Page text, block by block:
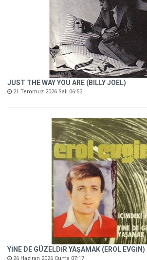
JUST THE WAY YOU ARE (BILLY JOEL)
21 Temmuz 2026 Salı 06:53
YİNE DE GÜZELDİR YAŞAMAK (EROL EVGİN)
26 Haziran 2026 Cuma 07:17